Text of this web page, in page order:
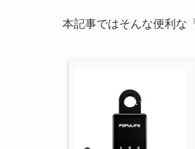
本記事ではそんな便利な「